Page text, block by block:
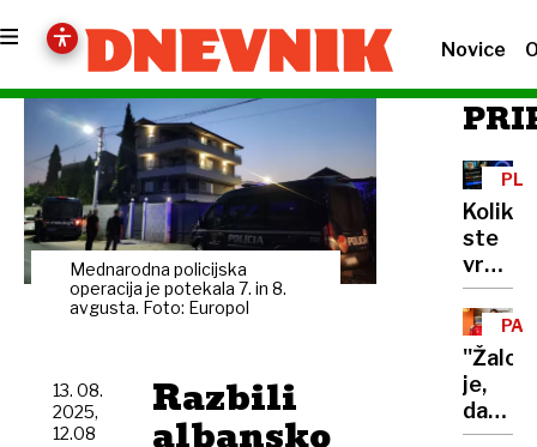
Novice
Mednarodna policijska
operacija je potekala 7. in 8.
avgusta. Foto: Europol
Razbili
13. 08.
2025,
12.08
ALI
NE
Koliko
ste
vredni
za
in
Več,
kot
je,
da
mora